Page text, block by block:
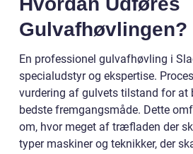
Gulvafhøvlingen?
En professionel gulvafhøvling i
specialudstyr og ekspertise.
vurdering af gulvets tilstand for at
bedste fremgangsmåde. Dette
om, hvor meget af træfladen der
typer maskiner og teknikker, der